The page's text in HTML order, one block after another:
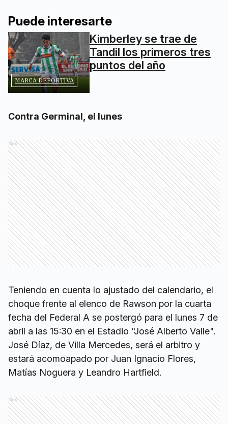
Puede interesarte
MARCA DEPORTIVA
Kimberley se trae de
Tandil los primeros tres
puntos del año
Contra Germinal, el lunes
Ads
Teniendo en cuenta lo ajustado del calendario, el
choque frente al elenco de Rawson por la cuarta
fecha del Federal A se postergó para el lunes 7 de
abril a las 15:30 en el Estadio "José Alberto Valle".
José Díaz, de Villa Mercedes, será el arbitro y
estará acomoapado por Juan Ignacio Flores,
Matías Noguera y Leandro Hartfield.
Ads